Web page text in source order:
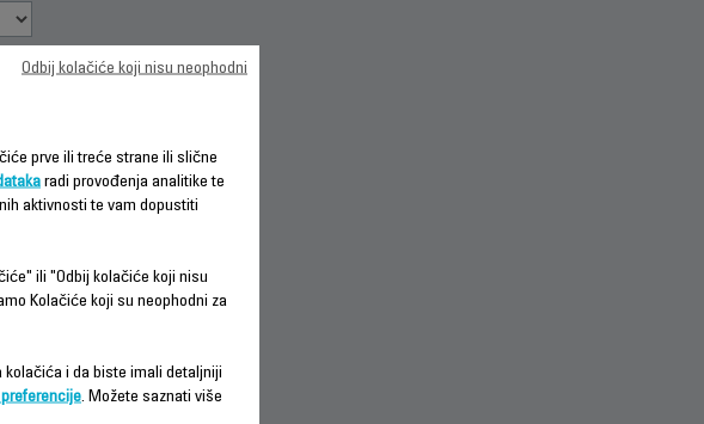
prve ili treće strane ili slične
radi provođenja analitike te
aktivnosti te vam dopustiti
ili "Odbij kolačiće koji nisu
Kolačiće koji su neophodni za
i da biste imali detaljniji
. Možete saznati više
Odbij kolačiće koji nisu neophodni